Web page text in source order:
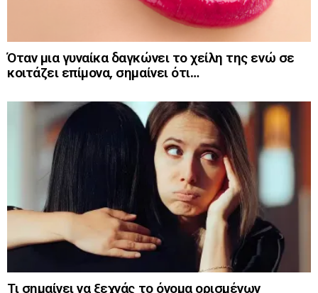
Όταν μια γυναίκα δαγκώνει το χείλη της ενώ σε
κοιτάζει επίμονα, σημαίνει ότι…
Τι σημαίνει να ξεχνάς το όνομα ορισμένων